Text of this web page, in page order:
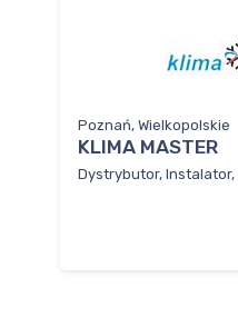
Poznań, Wielkopolskie
KLIMA MASTER
Dystrybutor,